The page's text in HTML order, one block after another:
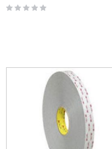
Rating:
0%